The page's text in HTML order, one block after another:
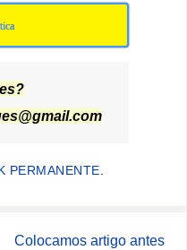
PERMANENTE
Colocamos artigo antes